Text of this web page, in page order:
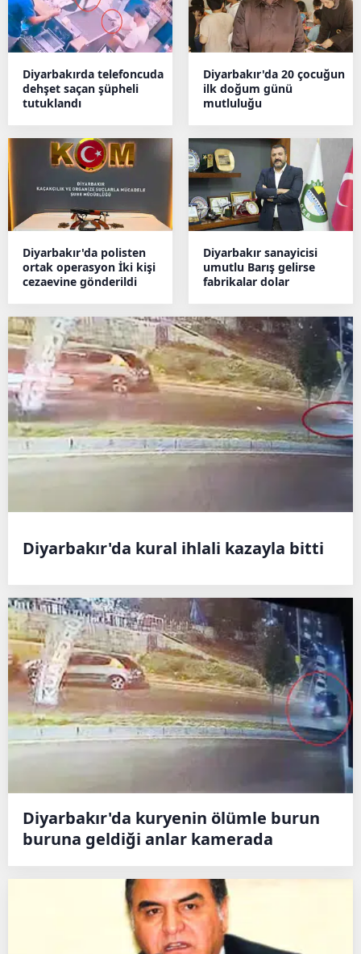
Diyarbakırda telefoncuda
dehşet saçan şüpheli
tutuklandı
Diyarbakır'da 20 çocuğun
ilk doğum günü
mutluluğu
Diyarbakır'da polisten
ortak operasyon İki kişi
cezaevine gönderildi
Diyarbakır sanayicisi
umutlu Barış gelirse
fabrikalar dolar
Diyarbakır'da kural ihlali kazayla bitti
Diyarbakır'da kuryenin ölümle burun
buruna geldiği anlar kamerada